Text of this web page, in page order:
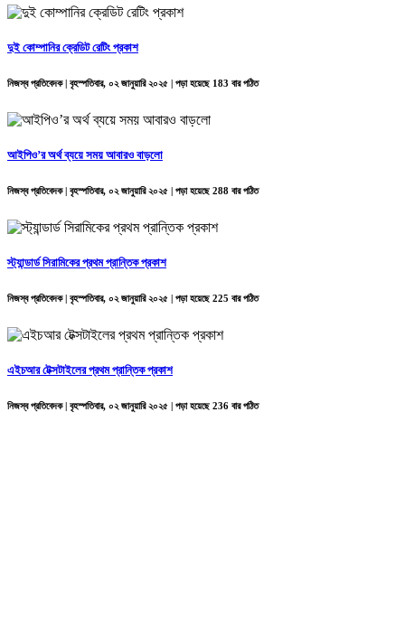
দুই কোম্পানির ক্রেডিট রেটিং প্রকাশ
নিজস্ব প্রতিবেদক | বৃহস্পতিবার, ০২ জানুয়ারি ২০২৫ | পড়া হয়েছে 183 বার পঠিত
আইপিও’র অর্থ ব্যয়ে সময় আবারও বাড়লো
নিজস্ব প্রতিবেদক | বৃহস্পতিবার, ০২ জানুয়ারি ২০২৫ | পড়া হয়েছে 288 বার পঠিত
স্ট্যান্ডার্ড সিরামিকের প্রথম প্রান্তিক প্রকাশ
নিজস্ব প্রতিবেদক | বৃহস্পতিবার, ০২ জানুয়ারি ২০২৫ | পড়া হয়েছে 225 বার পঠিত
এইচআর টেক্সটাইলের প্রথম প্রান্তিক প্রকাশ
নিজস্ব প্রতিবেদক | বৃহস্পতিবার, ০২ জানুয়ারি ২০২৫ | পড়া হয়েছে 236 বার পঠিত